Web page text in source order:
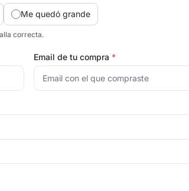
Me quedó grande
correcta.
Email de tu compra *